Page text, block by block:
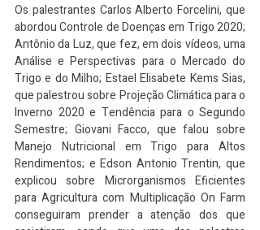
Os palestrantes Carlos Alberto Forcelini, que
abordou Controle de Doenças em Trigo 2020;
Antônio da Luz, que fez, em dois vídeos, uma
Análise e Perspectivas para o Mercado do
Trigo e do Milho; Estael Elisabete Kems Sias,
que palestrou sobre Projeção Climática para o
Inverno 2020 e Tendência para o Segundo
Semestre; Giovani Facco, que falou sobre
Manejo Nutricional em Trigo para Altos
Rendimentos; e Edson Antonio Trentin, que
explicou sobre Microrganismos Eficientes
para Agricultura com Multiplicação On Farm
conseguiram prender a atenção dos que